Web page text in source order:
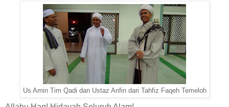
Us Amin Tim Qadi dan Ustaz Arifin dari Tahfiz Faqeh Temeloh